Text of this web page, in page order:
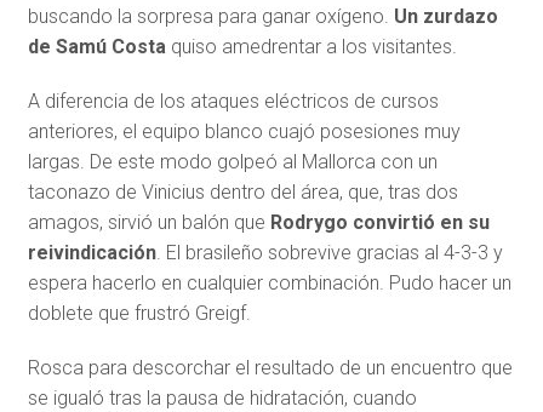
buscando la sorpresa para ganar oxígeno. Un zurdazo
de Samú Costaquiso amedrentar a los visitantes.
A diferencia de los ataques eléctricos de cursos
anteriores, el equipo blanco cuajó posesiones muy
largas. De este modo golpeó al Mallorca con un
taconazo de Vinicius dentro del área, que, tras dos
amagos, sirvió un balón que Rodrygo convirtió en su
reivindicación. El brasileño sobrevive gracias al 4-3-3 y
espera hacerlo en cualquier combinación. Pudo hacer un
doblete que frustró Greigf.
Rosca para descorchar el resultado de un encuentro que
se igualó tras la pausa de hidratación, cuando